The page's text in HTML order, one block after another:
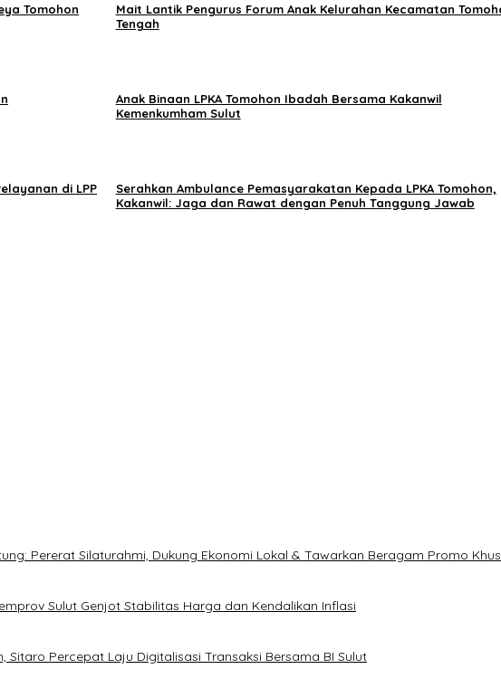
Tomohon
Mait Lantik Pengurus Forum Anak Kelurahan Kecamatan
Tengah
Anak Binaan LPKA Tomohon Ibadah Bersama Kakanwil
Kemenkumham Sulut
di LPP
Serahkan Ambulance Pemasyarakatan Kepada LPKA Tomohon,
Kakanwil: Jaga dan Rawat dengan Penuh Tanggung Jawab
Pererat Silaturahmi, Dukung Ekonomi Lokal & Tawarkan Beragam Promo
Sulut Genjot Stabilitas Harga dan Kendalikan Inflasi
Sitaro Percepat Laju Digitalisasi Transaksi Bersama BI Sulut